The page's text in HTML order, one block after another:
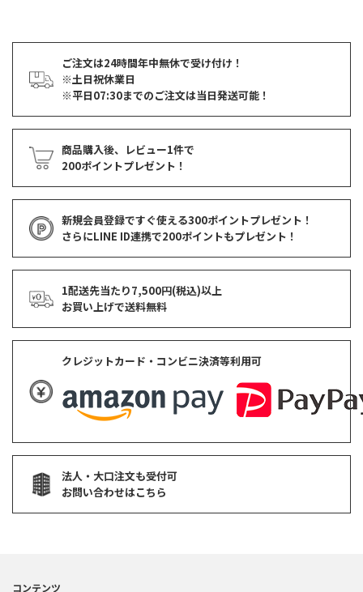
ご注文は24時間年中無休で受け付け！
※土日祝休業日
※平日07:30までのご注文は当日発送可能！
商品購入後、レビュー1件で
200ポイントプレゼント！
新規会員登録ですぐ使える300ポイントプレゼント！
さらにLINE ID連携で200ポイントもプレゼント！
1配送先当たり7,500円(税込)以上
お買い上げで送料無料
クレジットカード・コンビニ決済等利用可
法人・大口注文も受付可
お問い合わせはこちら
コンテンツ